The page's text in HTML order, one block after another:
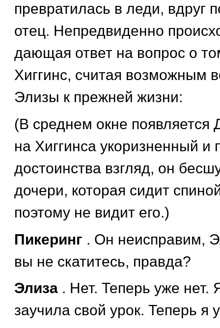
превратилась в леди, вдруг
отец. Непредвиденно
дающая ответ на вопрос о
Хиггинс, считая возможным
Элизы к прежней жизни:
(В среднем окне появляется
на Хиггинса укоризненный и
достоинства взгляд, он
дочери, которая сидит
поэтому не видит его.)
Пикеринг . Он неисправим,
вы не скатитесь, правда?
Элиза . Нет. Теперь уже нет.
заучила свой урок. Теперь я